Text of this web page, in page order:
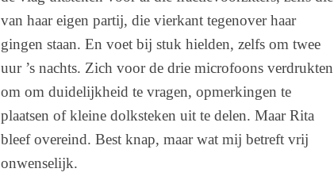
van haar eigen partij, die vierkant tegenover haar
gingen staan. En voet bij stuk hielden, zelfs om twee
uur ’s nachts. Zich voor de drie microfoons verdrukten
om om duidelijkheid te vragen, opmerkingen te
plaatsen of kleine dolksteken uit te delen. Maar Rita
bleef overeind. Best knap, maar wat mij betreft vrij
onwenselijk.